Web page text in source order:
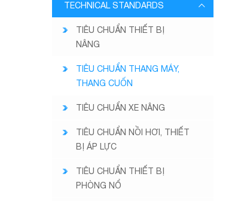
TECHNICAL STANDARDS
TIÊU CHUẨN THIẾT BỊ
NÂNG
TIÊU CHUẨN THANG MÁY,
THANG CUỐN
TIÊU CHUẨN XE NÂNG
TIÊU CHUẨN NỒI HƠI, THIẾT
BỊ ÁP LỰC
TIÊU CHUẨN THIẾT BỊ
PHÒNG NỔ